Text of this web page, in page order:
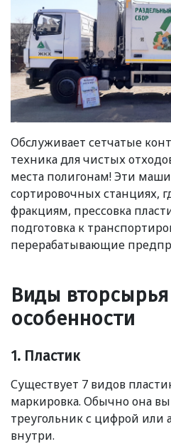
Обслуживает сетчатые
техника для чистых
места полигонам! Эти
сортировочных станциях,
фракциям, прессовка
подготовка к
перерабатывающие
Виды
особенности
1. Пластик
Существует 7 видов
маркировка. Обычно она
треугольник с цифрой или
внутри.